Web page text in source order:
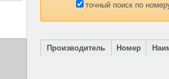
точный поиск по
Производитель Номер